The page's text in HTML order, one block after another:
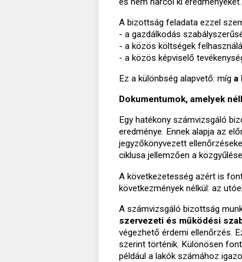
A bizottság feladata ezzel
- a gazdálkodás
- a közös költségek
- a közös képviselő
Ez a különbség alapvető: míg a
Dokumentumok, amelyek
Egy hatékony számvizsgáló
eredménye. Ennek alapja az
jegyzőkönyvezett
ciklusa jellemzően a
A következetesség azért is
következmények nélkül: az
A számvizsgáló bizottság
szervezeti és működési
végezhető érdemi ellenőrzés.
szerint történik. Különösen
például a lakók számához